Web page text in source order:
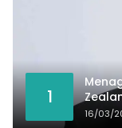
1
16/03/